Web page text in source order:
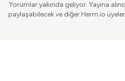
Yorumlar yakında geliyor. Yayına
paylaşabilecek ve diğer Herm.io